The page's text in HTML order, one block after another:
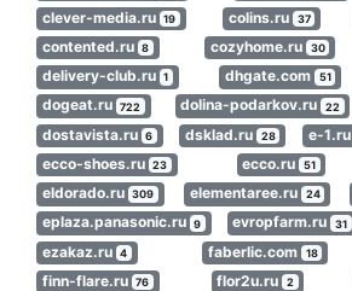
clever-media.ru 19 colins.ru 37
contented.ru 8 cozyhome.ru 30
delivery-club.ru 1 dhgate.com 51
dogeat.ru 722 dolina-podarkov.ru 22
dostavista.ru 6 dsklad.ru 28 e-1.ru
ecco-shoes.ru 23 ecco.ru 51
eldorado.ru 309 elementaree.ru 24
eplaza.panasonic.ru 9 evropfarm.ru 31
ezakaz.ru 4 faberlic.com 18
finn-flare.ru 76 flor2u.ru 2